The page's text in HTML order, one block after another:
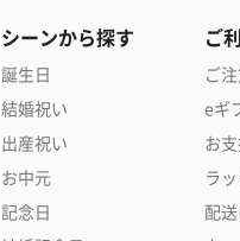
シーンから探す
誕生日
結婚祝い
出産祝い
お中元
記念日
ご
ご
eギ
お
ラ
配